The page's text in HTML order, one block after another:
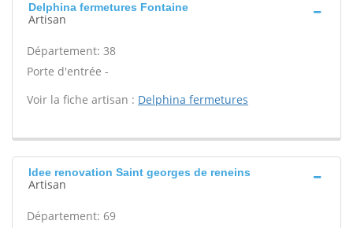
Delphina fermetures Fontaine
Artisan
Département: 38
Porte d'entrée -
Voir la fiche artisan : Delphina fermetures
Idee renovation Saint georges de reneins
Artisan
Département: 69